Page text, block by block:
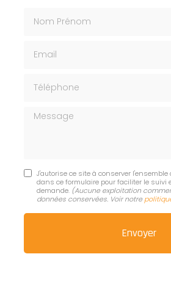
Message
J'autorise ce site à conserver
dans ce formulaire pour faciliter le suivi
demande. (Aucune exploitation
données conservées. Voir notre